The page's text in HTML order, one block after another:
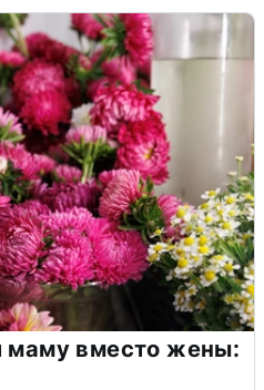
маму вместо жены: